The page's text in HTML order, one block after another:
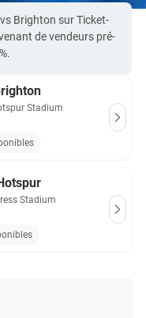
Brighton sur Ticket-
de vendeurs pré-
Stadium
Stadium